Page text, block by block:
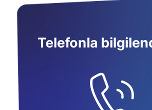
Telefonla